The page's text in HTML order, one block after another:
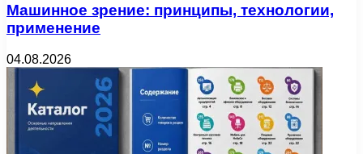
Машинное зрение: принципы, технологии,
применение
04.08.2026